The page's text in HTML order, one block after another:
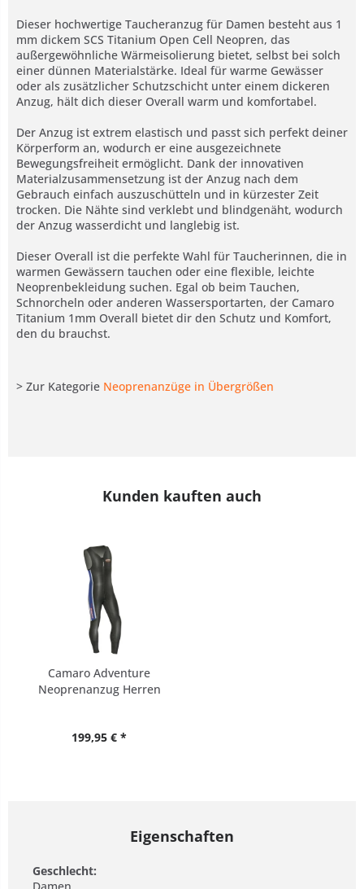
Dieser hochwertige Taucheranzug für Damen besteht aus 1
mm dickem SCS Titanium Open Cell Neopren, das
außergewöhnliche Wärmeisolierung bietet, selbst bei solch
einer dünnen Materialstärke. Ideal für warme Gewässer
oder als zusätzlicher Schutzschicht unter einem dickeren
Anzug, hält dich dieser Overall warm und komfortabel.
Der Anzug ist extrem elastisch und passt sich perfekt deiner
Körperform an, wodurch er eine ausgezeichnete
Bewegungsfreiheit ermöglicht. Dank der innovativen
Materialzusammensetzung ist der Anzug nach dem
Gebrauch einfach auszuschütteln und in kürzester Zeit
trocken. Die Nähte sind verklebt und blindgenäht, wodurch
der Anzug wasserdicht und langlebig ist.
Dieser Overall ist die perfekte Wahl für Taucherinnen, die in
warmen Gewässern tauchen oder eine flexible, leichte
Neoprenbekleidung suchen. Egal ob beim Tauchen,
Schnorcheln oder anderen Wassersportarten, der Camaro
Titanium 1mm Overall bietet dir den Schutz und Komfort,
den du brauchst.
> Zur Kategorie Neoprenanzüge in Übergrößen
Kunden kauften auch
Camaro Adventure
Neoprenanzug Herren
199,95 € *
Eigenschaften
Geschlecht:
Damen